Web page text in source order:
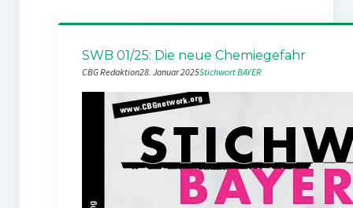
SWB 01/25: Die neue Chemiegefahr
CBG Redaktion28. Januar 2025Stichwort BAYER